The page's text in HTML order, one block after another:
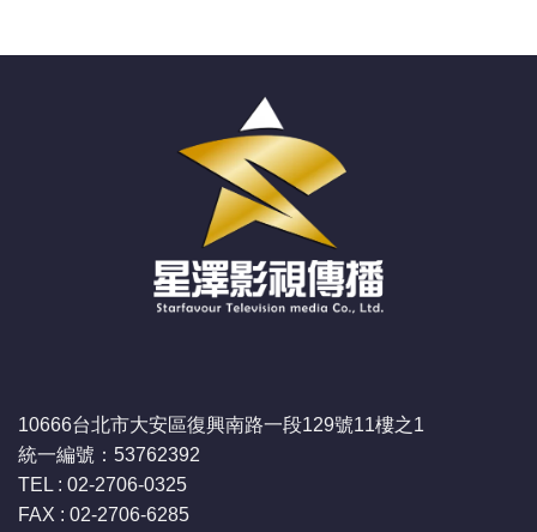
10666台北市大安區復興南路一段129號11樓之1
統一編號：53762392
TEL : 02-2706-0325
FAX : 02-2706-6285